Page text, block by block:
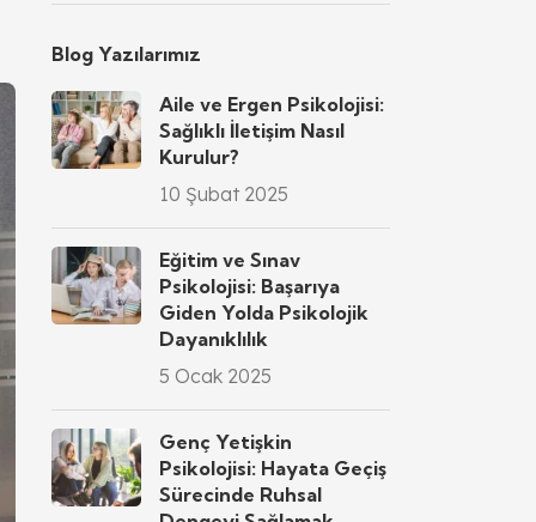
Blog Yazılarımız
Aile ve Ergen Psikolojisi:
Sağlıklı İletişim Nasıl
Kurulur?
10 Şubat 2025
Eğitim ve Sınav
Psikolojisi: Başarıya
Giden Yolda Psikolojik
Dayanıklılık
5 Ocak 2025
Genç Yetişkin
Psikolojisi: Hayata Geçiş
Sürecinde Ruhsal